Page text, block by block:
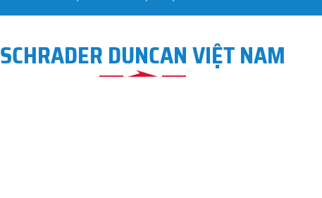
SCHRADER DUNCAN VIỆT NAM